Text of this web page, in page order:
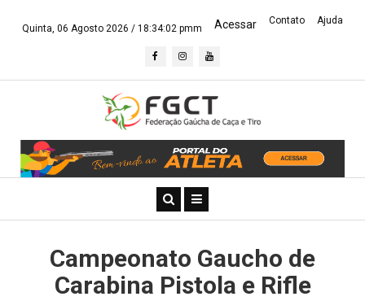
Quinta, 06 Agosto 2026 / 18:34:03 pmm Acessar Contato Ajuda
Campeonato Gaucho de
Carabina Pistola e Rifle